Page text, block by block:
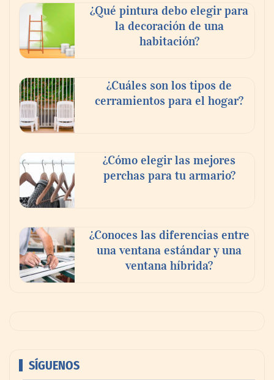
¿Qué pintura debo elegir para
la decoración de una
habitación?
¿Cuáles son los tipos de
cerramientos para el hogar?
¿Cómo elegir las mejores
perchas para tu armario?
¿Conoces las diferencias entre
una ventana estándar y una
ventana híbrida?
SÍGUENOS